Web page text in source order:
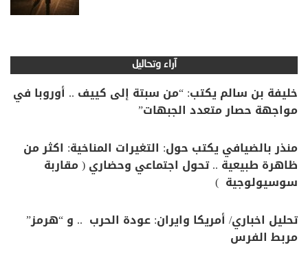
آراء وتحاليل
خليفة بن سالم يكتب: “من سبتة إلى كييف .. أوروبا في
مواجهة حصار متعدد الجبهات”
منذر بالضيافي يكتب حول: التغيرات المناخية: اكثر من
ظاهرة طبيعية .. تحول اجتماعي وحضاري ( مقاربة
سوسيولوجية )
تحليل اخباري/ أمريكا وايران: عودة الحرب .. و “هرمز”
مربط الفرس